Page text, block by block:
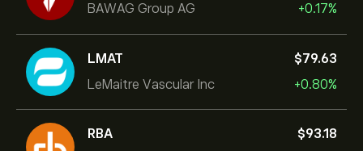
BAWAG Group AG
+0.17%
LMAT
LeMaitre Vascular Inc
‎$‎79.63
+0.80%
RBA ‎$‎93.18